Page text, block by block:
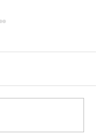
租🔥 初學